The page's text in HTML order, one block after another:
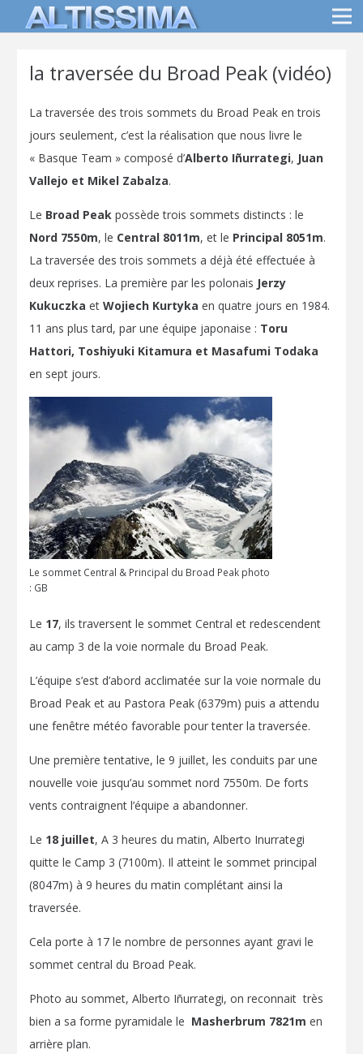
la traversée du Broad Peak (vidéo)
La traversée des trois sommets du Broad Peak en trois
jours seulement, c’est la réalisation que nous livre le
« Basque Team » composé d’Alberto Iñurrategi, Juan
Vallejo et Mikel Zabalza.
Le Broad Peak possède trois sommets distincts : le
Nord 7550m, le Central 8011m, et le Principal 8051m.
La traversée des trois sommets a déjà été effectuée à
deux reprises. La première par les polonais Jerzy
Kukuczka et Wojiech Kurtyka en quatre jours en 1984.
11 ans plus tard, par une équipe japonaise : Toru
Hattori, Toshiyuki Kitamura et Masafumi Todaka
en sept jours.
Le sommet Central & Principal du Broad Peak photo
: GB
Le 17, ils traversent le sommet Central et redescendent
au camp 3 de la voie normale du Broad Peak.
L’équipe s’est d’abord acclimatée sur la voie normale du
Broad Peak et au Pastora Peak (6379m) puis a attendu
une fenêtre météo favorable pour tenter la traversée.
Une première tentative, le 9 juillet, les conduits par une
nouvelle voie jusqu’au sommet nord 7550m. De forts
vents contraignent l’équipe a abandonner.
Le 18 juillet, A 3 heures du matin, Alberto Inurrategi
quitte le Camp 3 (7100m). Il atteint le sommet principal
(8047m) à 9 heures du matin complétant ainsi la
traversée.
Cela porte à 17 le nombre de personnes ayant gravi le
sommet central du Broad Peak.
Photo au sommet, Alberto Iñurrategi, on reconnait très
bien a sa forme pyramidale le Masherbrum 7821m en
arrière plan.